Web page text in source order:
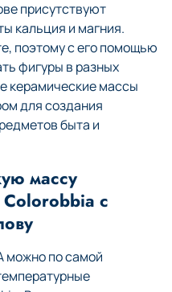
присутствуют
кальция и магния.
поэтому с его помощью
фигуры в разных
керамические массы
для создания
быта и
массу
Colorobbia с
можно по самой